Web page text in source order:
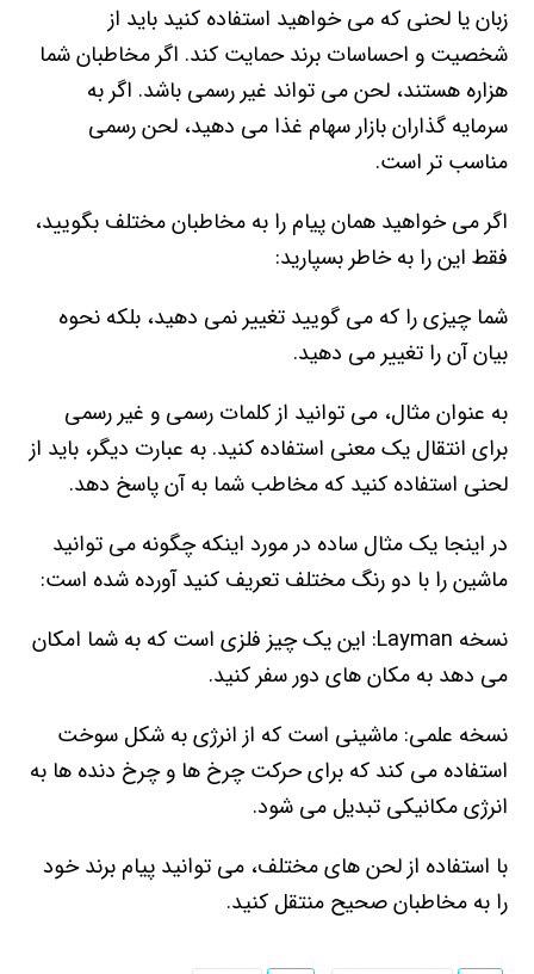
زبان یا لحنی که می خواهید استفاده کنید باید از
شخصیت و احساسات برند حمایت کند. اگر مخاطبان شما
هزاره هستند، لحن می تواند غیر رسمی باشد. اگر به
سرمایه گذاران بازار سهام غذا می دهید، لحن رسمی
مناسب تر است.
اگر می خواهید همان پیام را به مخاطبان مختلف بگویید،
فقط این را به خاطر بسپارید:
شما چیزی را که می گویید تغییر نمی دهید، بلکه نحوه
بیان آن را تغییر می دهید.
به عنوان مثال، می توانید از کلمات رسمی و غیر رسمی
برای انتقال یک معنی استفاده کنید. به عبارت دیگر، باید از
لحنی استفاده کنید که مخاطب شما به آن پاسخ دهد.
در اینجا یک مثال ساده در مورد اینکه چگونه می توانید
ماشین را با دو رنگ مختلف تعریف کنید آورده شده است:
نسخه Layman: این یک چیز فلزی است که به شما امکان
می دهد به مکان های دور سفر کنید.
نسخه علمی: ماشینی است که از انرژی به شکل سوخت
استفاده می کند که برای حرکت چرخ ها و چرخ دنده ها به
انرژی مکانیکی تبدیل می شود.
با استفاده از لحن های مختلف، می توانید پیام برند خود
را به مخاطبان صحیح منتقل کنید.